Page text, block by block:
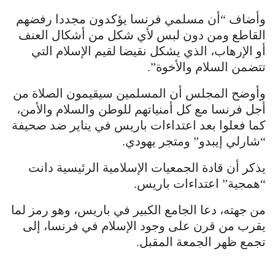
وأضاف “أن مسلمي فرنسا يؤكدون مجددا رفضهم
القاطع ومن دون لبس لأي شكل من أشكال العنف
أو الإرهاب، الذي يشكل نقيضا لقيم الإسلام التي
تتضمن السلام والأخوة”.
وأوضح المجلس أن المسلمين سيقيمون الصلاة من
أجل فرنسا مع كل أمنياتهم للوطن والسلام والأمن،
كما فعلوا بعد اعتداءات باريس في يناير ضد صحيفة
“شارلي إيبدو” ومتجر يهودي.
يذكر أن قادة الجمعيات الإسلامية الرئيسية دانت
“همجية” اعتداءات باريس.
من جهته، دعا الجامع الكبير في باريس، وهو رمز لما
يقرب من قرن على وجود الإسلام في فرنسا، إلى
تجمع ظهر الجمعة المقبل.